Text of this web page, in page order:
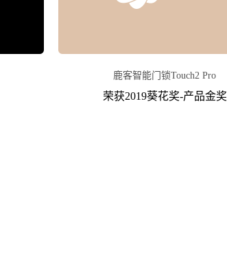
鹿客智能门锁Touch2 Pro
荣获2019葵花奖-产品金奖